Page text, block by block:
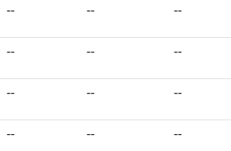
-- -- --
-- -- --
-- -- --
-- -- --